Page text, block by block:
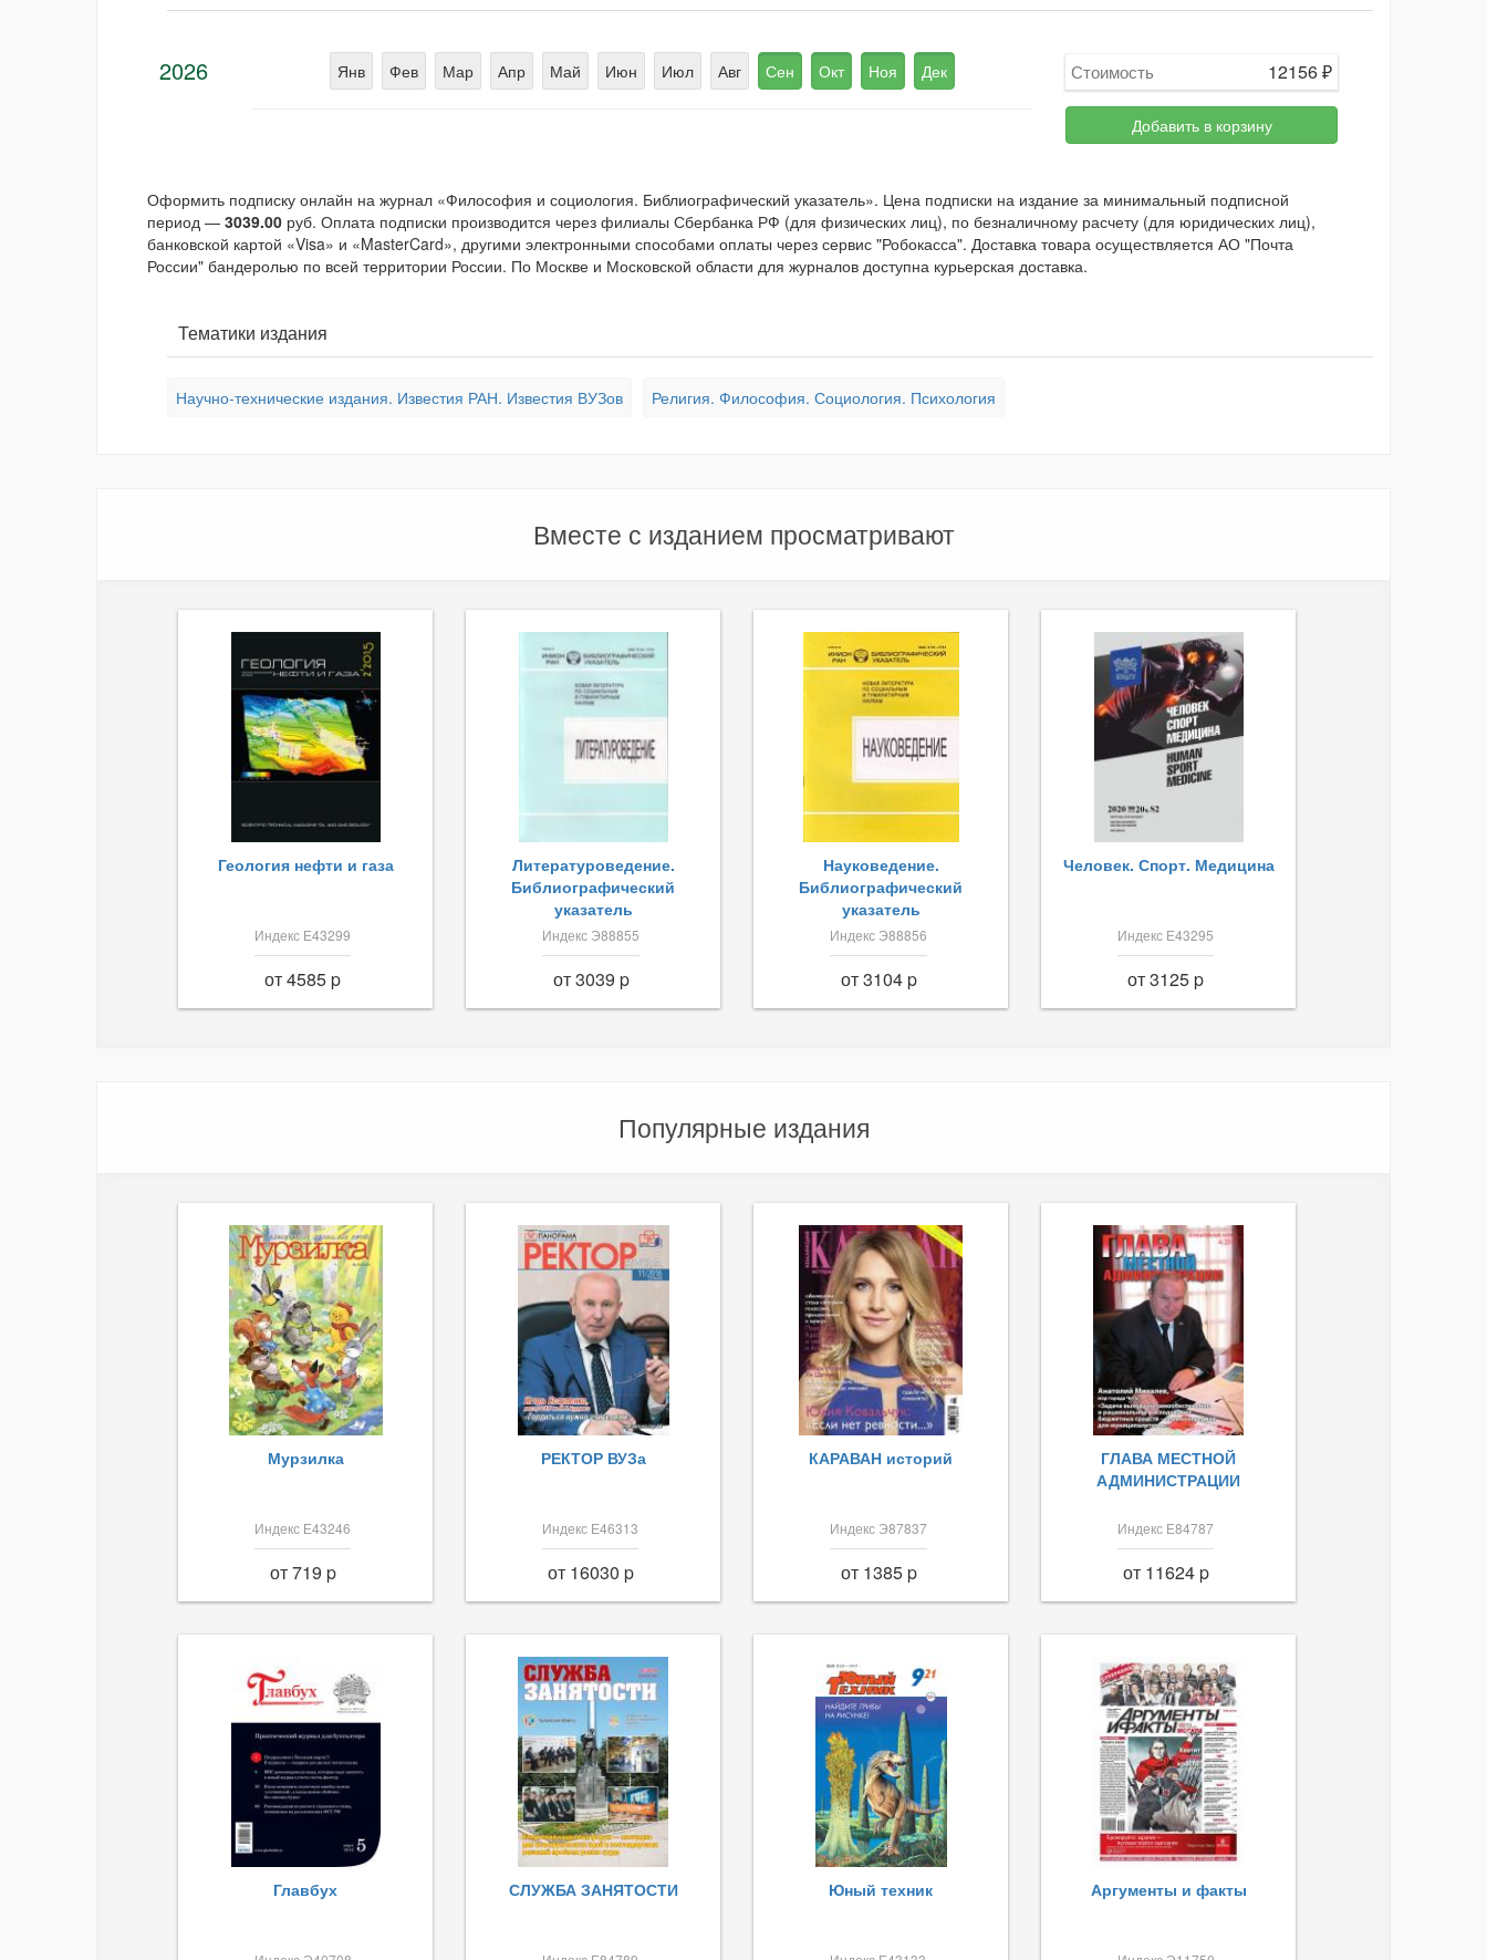
2026 Янв Фев Мар Апр Май Июн Июл Авг Сен Окт Ноя Дек Стоимость 12156₽
Добавить в корзину
Оформить подписку онлайн на журнал «Философия и социология. Библиографический указатель». Цена подписки на издание за минимальный подписной
период — 3039.00 руб. Оплата подписки производится через филиалы Сбербанка РФ (для физических лиц), по безналичному расчету (для юридических лиц),
банковской картой «Visa» и «MasterCard», другими электронными способами оплаты через сервис "Робокасса". Доставка товара осуществляется АО "Почта
России" бандеролью по всей территории России. По Москве и Московской области для журналов доступна курьерская доставка.
Тематики издания
Научно-технические издания. Известия РАН. Известия ВУЗов Религия. Философия. Социология. Психология
Вместе с изданием просматривают
Геология нефти и газа
Индекс Е43299
от 4585 p
Литературоведение.
Библиографический
указатель
Индекс Э88855
от 3039 p
Науковедение.
Библиографический
указатель
Индекс Э88856
от 3104 p
Человек. Спорт. Медицина
Индекс Е43295
от 3125 p
Популярные издания
Мурзилка
Индекс Е43246
от 719 p
РЕКТОР ВУЗа
Индекс Е46313
от 16030 p
КАРАВАН историй
Индекс Э87837
от 1385 p
ГЛАВА МЕСТНОЙ
АДМИНИСТРАЦИИ
Индекс Е84787
от 11624 p
Главбух СЛУЖБА ЗАНЯТОСТИ Юный техник Аргументы и факты